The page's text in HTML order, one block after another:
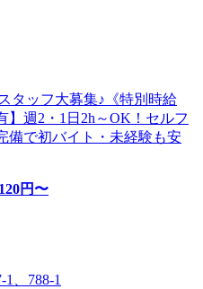
タッフ大募集♪《特別時給
】週2・1日2h～OK！セルフ
備で初バイト・未経験も安
円〜
、788-1